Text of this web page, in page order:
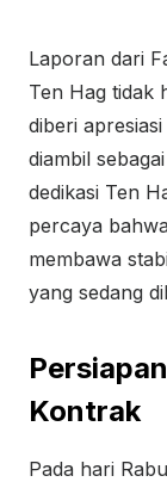
Laporan dari
Ten Hag tidak
diberi
diambil
dedikasi Ten
percaya
membawa
yang sedang
Kontrak
Pada hari